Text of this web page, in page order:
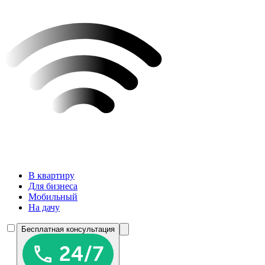
В квартиру
Для бизнеса
Мобильный
На дачу
Бесплатная консультация